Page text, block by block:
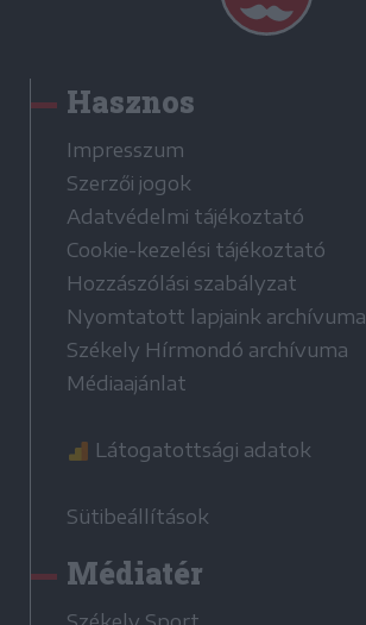
Hasznos
Impresszum
Szerzői jogok
Adatvédelmi tájékoztató
Cookie-kezelési tájékoztató
Hozzászólási szabályzat
Nyomtatott lapjaink archívuma
Székely Hírmondó archívuma
Médiaajánlat
Látogatottsági adatok
Sütibeállítások
Médiatér